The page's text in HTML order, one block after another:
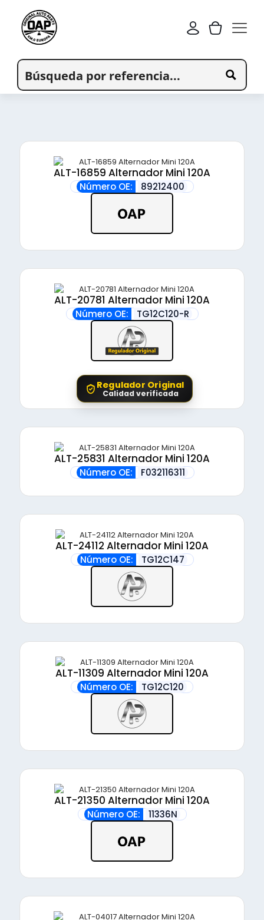
ALT-16859 Alternador Mini 120A
Número OE: 89212400
ALT-20781 Alternador Mini 120A
Número OE: TG12C120-R
Regulador Original
Calidad verificada
ALT-25831 Alternador Mini 120A
Número OE: F032116311
ALT-24112 Alternador Mini 120A
Número OE: TG12C147
ALT-11309 Alternador Mini 120A
Número OE: TG12C120
ALT-21350 Alternador Mini 120A
Número OE: 11336N